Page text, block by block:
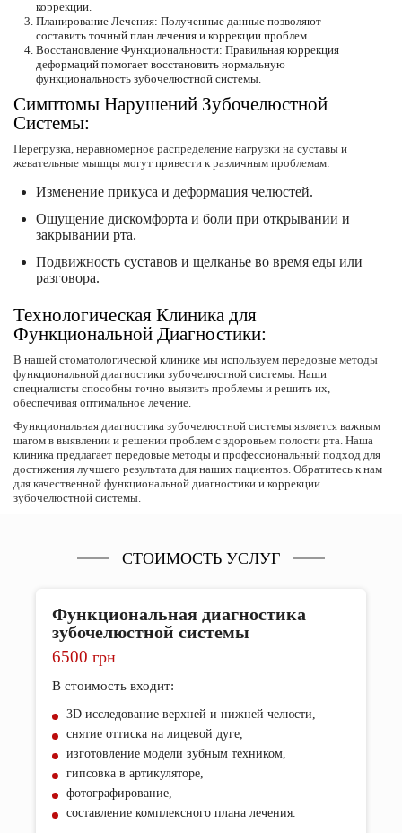
коррекции.
Планирование Лечения: Полученные данные позволяют
составить точный план лечения и коррекции проблем.
Восстановление Функциональности: Правильная коррекция
деформаций помогает восстановить нормальную
функциональность зубочелюстной системы.
Симптомы Нарушений Зубочелюстной
Системы:
Перегрузка, неравномерное распределение нагрузки на суставы и
жевательные мышцы могут привести к различным проблемам:
Изменение прикуса и деформация челюстей.
Ощущение дискомфорта и боли при открывании и
закрывании рта.
Подвижность суставов и щелканье во время еды или
разговора.
Технологическая Клиника для
Функциональной Диагностики:
В нашей стоматологической клинике мы используем передовые методы
функциональной диагностики зубочелюстной системы. Наши
специалисты способны точно выявить проблемы и решить их,
обеспечивая оптимальное лечение.
Функциональная диагностика зубочелюстной системы является важным
шагом в выявлении и решении проблем с здоровьем полости рта. Наша
клиника предлагает передовые методы и профессиональный подход для
достижения лучшего результата для наших пациентов. Обратитесь к нам
для качественной функциональной диагностики и коррекции
зубочелюстной системы.
СТОИМОСТЬ УСЛУГ
Функциональная диагностика
зубочелюстной системы
6500 грн
В стоимость входит:
3D исследование верхней и нижней челюсти,
снятие оттиска на лицевой дуге,
изготовление модели зубным техником,
гипсовка в артикуляторе,
фотографирование,
составление комплексного плана лечения.